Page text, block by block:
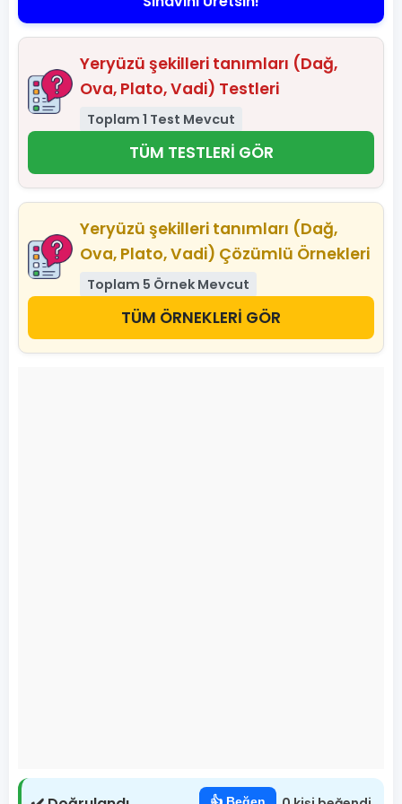
Yeryüzü şekilleri tanımları (Dağ,
Ova, Plato, Vadi) Testleri
Toplam 1 Test Mevcut
TÜM TESTLERİ GÖR
Yeryüzü şekilleri tanımları (Dağ,
Ova, Plato, Vadi) Çözümlü Örnekleri
Toplam 5 Örnek Mevcut
TÜM ÖRNEKLERİ GÖR